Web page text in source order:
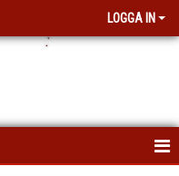
LOGGA IN
.`